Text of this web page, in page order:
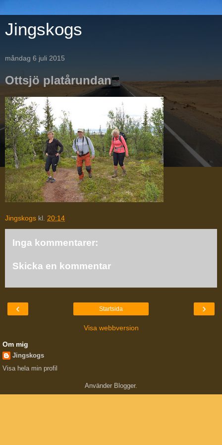
Jingskogs
måndag 6 juli 2015
Ottsjö platårundan
Jingskogs kl. 20:14
Inga kommentarer:
Skicka en kommentar
‹ ›
Startsida
Visa webbversion
Om mig
Jingskogs
Visa hela min profil
Använder Blogger.